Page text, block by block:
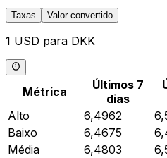
Taxas Valor convertido
1 USD para DKK
Métrica
Últimos 7
dias
Alto
6,4962
Baixo
6,4675
Média
6,4803